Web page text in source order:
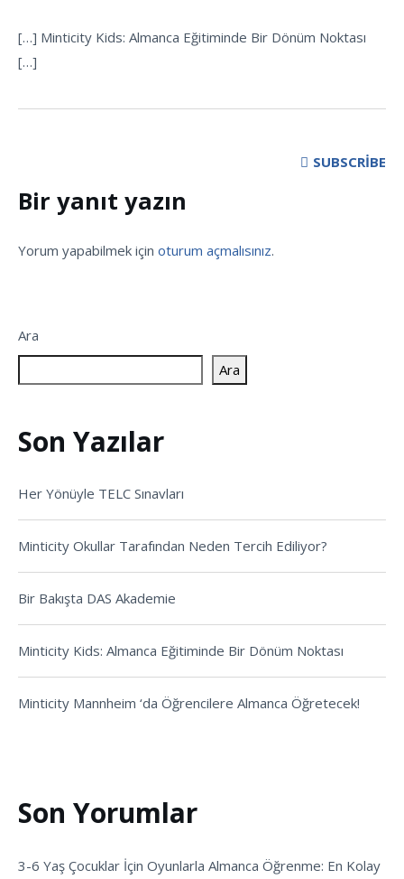
[…] Minticity Kids: Almanca Eğitiminde Bir Dönüm Noktası
[…]
SUBSCRIBE
Bir yanıt yazın
Yorum yapabilmek için oturum açmalısınız.
Ara
Ara
Son Yazılar
Her Yönüyle TELC Sınavları
Minticity Okullar Tarafından Neden Tercih Ediliyor?
Bir Bakışta DAS Akademie
Minticity Kids: Almanca Eğitiminde Bir Dönüm Noktası
Minticity Mannheim ‘da Öğrencilere Almanca Öğretecek!
Son Yorumlar
3-6 Yaş Çocuklar İçin Oyunlarla Almanca Öğrenme: En Kolay